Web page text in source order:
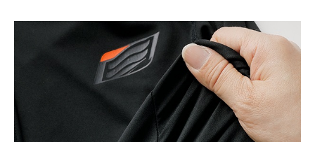
カラー・サイズ選択
BLACK/GREY STIT
¥15,950 (税込)
カートに入れる
BLACK/GREY STIT
CH
カートに入れる